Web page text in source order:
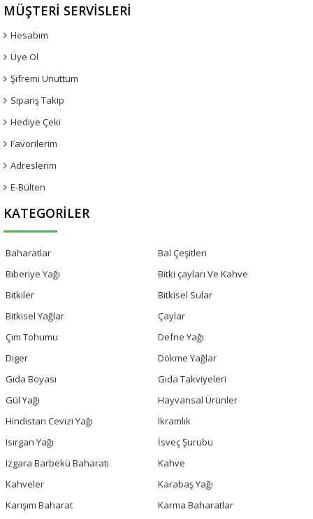
MÜŞTERI SERVISLERI
Hesabım
Üye Ol
Şifremi Unuttum
Sipariş Takip
Hediye Çeki
Favorilerim
Adreslerim
E-Bülten
KATEGORILER
Baharatlar
Bal Çeşitleri
Biberiye Yağı
Bitki çayları Ve Kahve
Bitkiler
Bitkisel Sular
Bitkisel Yağlar
Çaylar
Çim Tohumu
Defne Yağı
Diger
Dökme Yağlar
Gıda Boyası
Gıda Takviyeleri
Gül Yağı
Hayvansal Ürünler
Hindistan Cevizi Yağı
Ikramlık
Isırgan Yağı
İsveç Şurubu
Izgara Barbekü Baharatı
Kahve
Kahveler
Karabaş Yağı
Karışım Baharat
Karma Baharatlar